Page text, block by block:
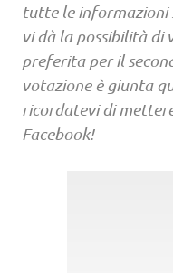
tutte le informazioni
vi dà la possibilità di
preferita per il
votazione è giunta
ricordatevi di
Facebook!